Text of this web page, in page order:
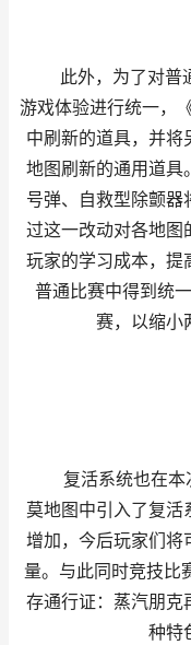
此外，为了对普
游戏体验进行统一，
中刷新的道具，并
地图刷新的通用道具
号弹、自救型除颤
过这一改动对各地图
玩家的学习成本，提
普通比赛中得到统
赛，以缩小
复活系统也在本次
莫地图中引入了复活
增加，今后玩家们将
量。与此同时竞技比
存通行证：蒸汽朋克
种特